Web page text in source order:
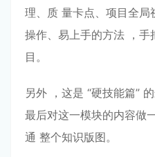
理、质 量卡点、项⽬全
操作、易上⼿的⽅法 ，⼿
⽬。
另外 ，这是 “硬技能篇”
最后对这⼀模块的内容做
通 整个知识版图。